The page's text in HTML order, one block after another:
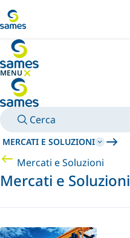
MENU
NASCONDI MENU
Cerca
MERCATI E SOLUZIONI
Mercati e Soluzioni
Mercati e Soluzioni